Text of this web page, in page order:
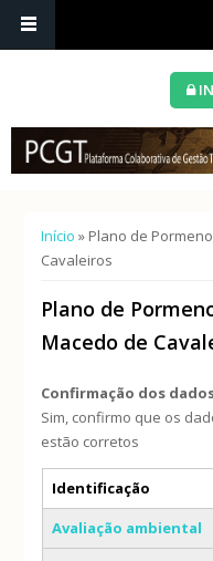
Está aqui
Início » Plano de
Cavaleiros
Plano de
Macedo de
Confirmação dos
Sim, confirmo que os
estão corretos
Separadores
Identificação
(separador ativo)
Avaliação ambiental